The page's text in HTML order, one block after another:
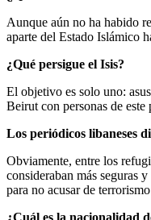
Aunque aún no ha habido
aparte del Estado Islámico
¿Qué persigue el Isis?
El objetivo es solo uno:
Beirut con personas de este
Los periódicos libaneses
Obviamente, entre los
consideraban más seguras
para no acusar de
¿Cuál es la nacionalidad